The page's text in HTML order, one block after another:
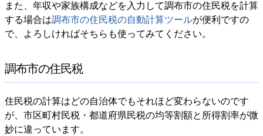
また、年収や家族構成などを入力して調布市の住民税を計算
する場合は調布市の住民税の自動計算ツールが便利ですの
で、よろしければそちらも使ってみてください。
調布市の住民税
住民税の計算はどの自治体でもそれほど変わらないのです
が、市区町村民税・都道府県民税の均等割額と所得割率が微
妙に違っています。